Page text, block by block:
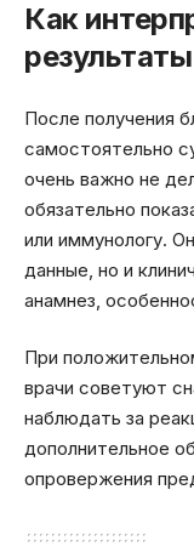
Как
результаты
После получения
самостоятельно
очень важно не
обязательно
или иммунологу.
данные, но и
анамнез,
При
врачи советуют
наблюдать за
дополнительное
опровержения